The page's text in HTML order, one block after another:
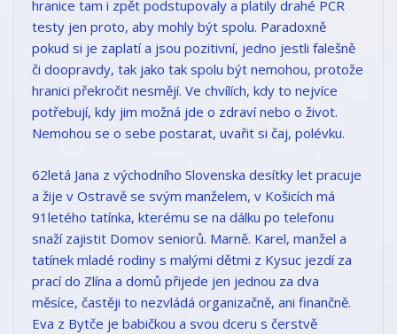
hranice tam i zpět podstupovaly a platily drahé PCR
testy jen proto, aby mohly být spolu. Paradoxně
pokud si je zaplatí a jsou pozitivní, jedno jestli falešně
či doopravdy, tak jako tak spolu být nemohou, protože
hranici překročit nesmějí. Ve chvílích, kdy to nejvíce
potřebují, kdy jim možná jde o zdraví nebo o život.
Nemohou se o sebe postarat, uvařit si čaj, polévku.
62letá Jana z východního Slovenska desítky let pracuje
a žije v Ostravě se svým manželem, v Košicích má
91letého tatínka, kterému se na dálku po telefonu
snaží zajistit Domov seniorů. Marně. Karel, manžel a
tatínek mladé rodiny s malými dětmi z Kysuc jezdí za
prací do Zlína a domů přijede jen jednou za dva
měsíce, častěji to nezvládá organizačně, ani finančně.
Eva z Bytče je babičkou a svou dceru s čerstvě